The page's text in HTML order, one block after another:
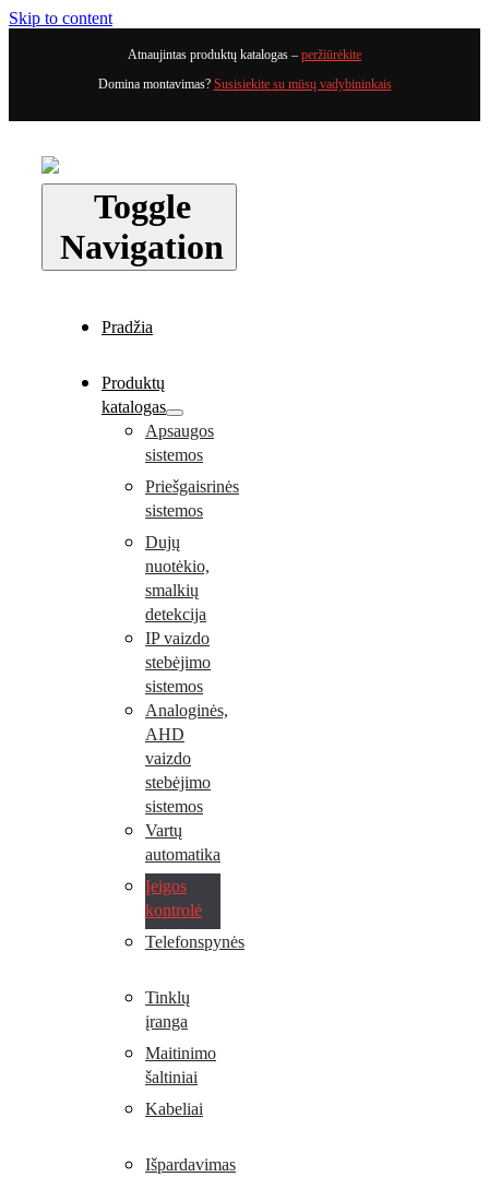
Skip to content
Atnaujintas produktų katalogas – peržiūrėkite
Domina montavimas? Susisiekite su mūsų vadybininkais
Toggle
Navigation
Pradžia
Produktų
katalogas
Apsaugos
sistemos
Priešgaisrinės
sistemos
Dujų
nuotėkio,
smalkių
detekcija
IP vaizdo
stebėjimo
sistemos
Analoginės,
AHD
vaizdo
stebėjimo
sistemos
Vartų
automatika
Įeigos
kontrolė
Telefonspynės
Tinklų
įranga
Maitinimo
šaltiniai
Kabeliai
Išpardavimas